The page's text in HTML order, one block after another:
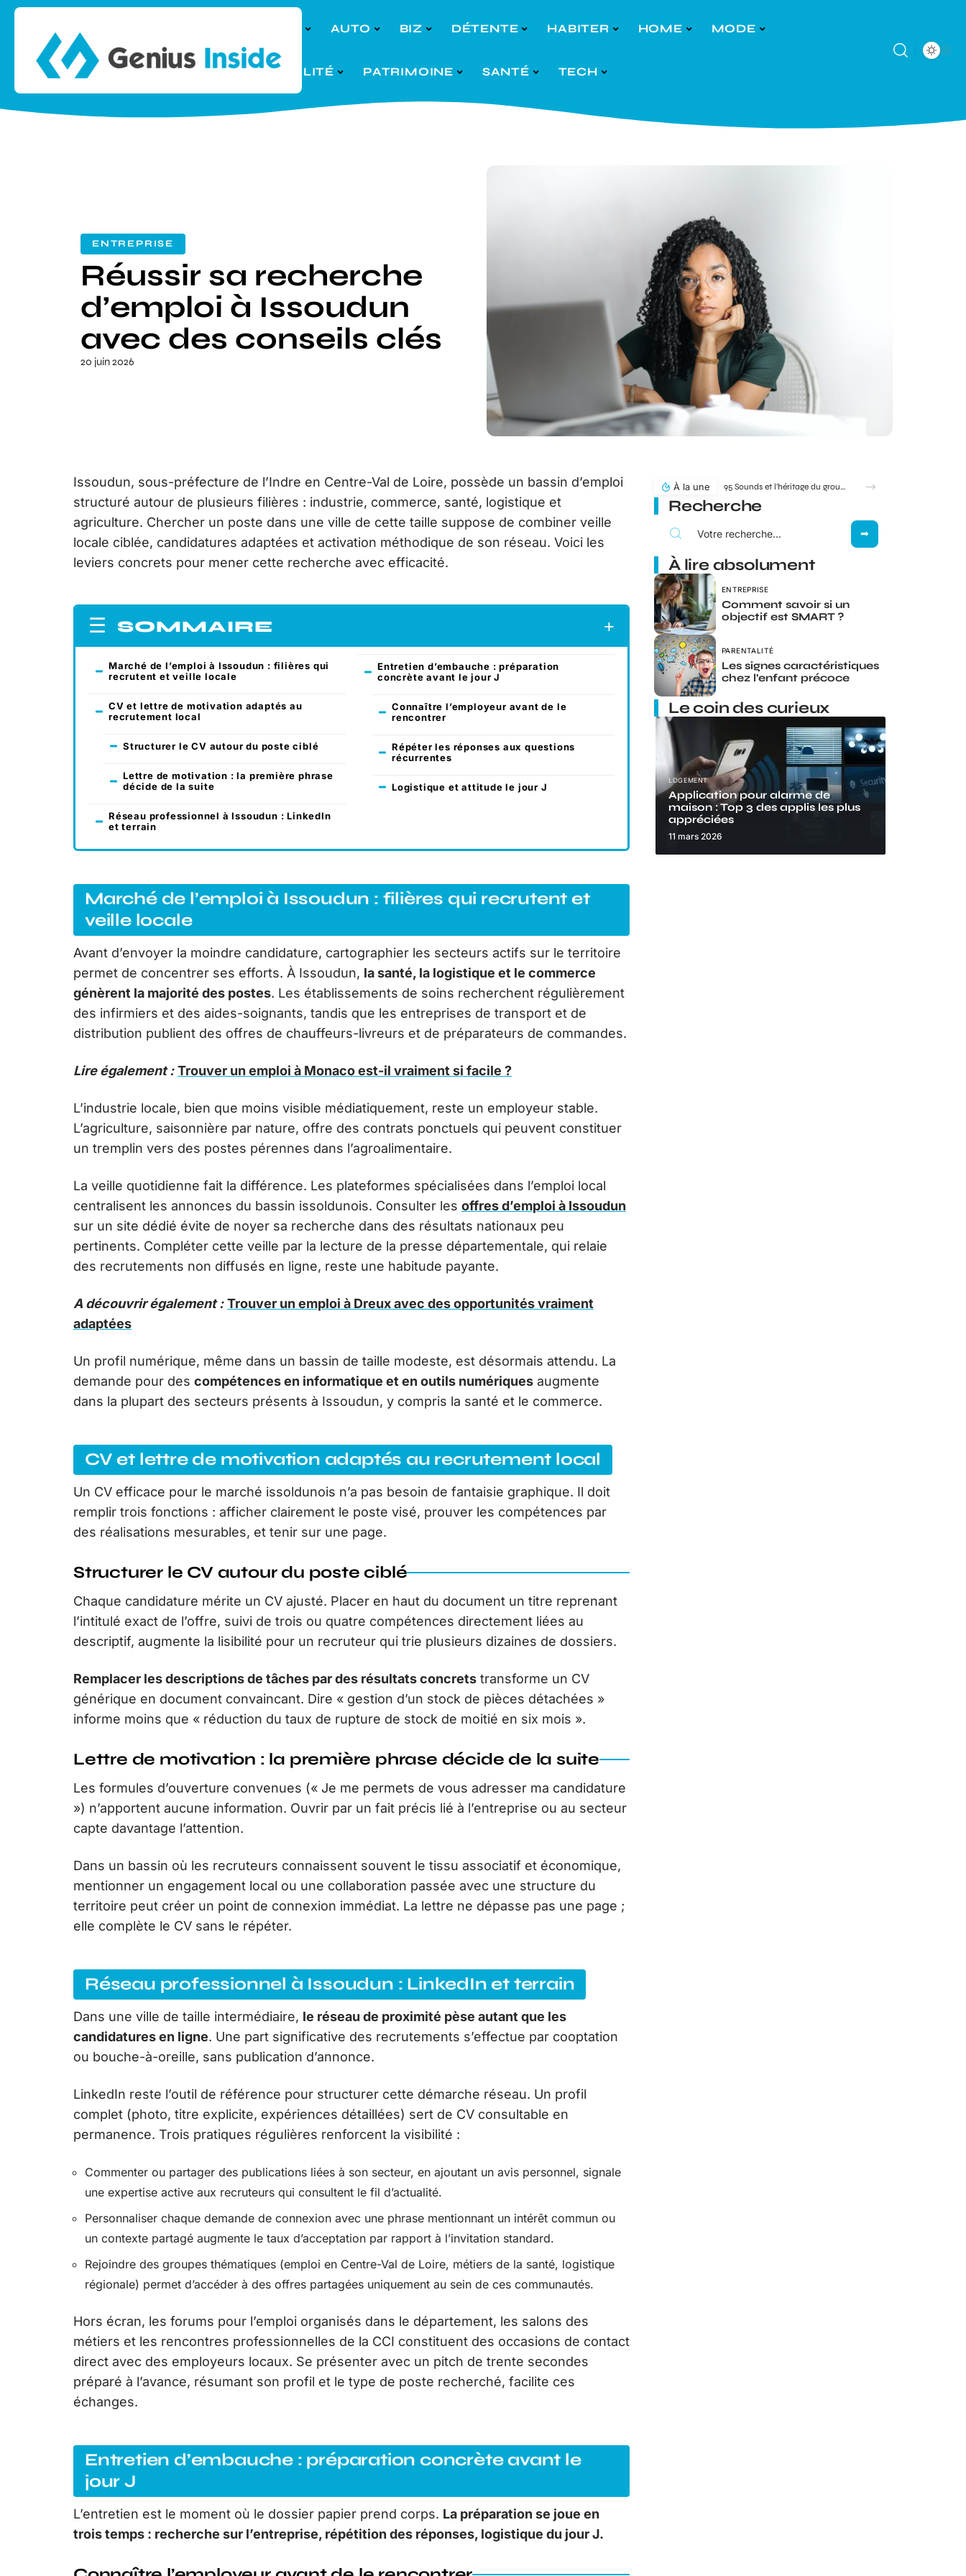
AUTO BIZ DÉTENTE HABITER HOME MODE
PARENTALITÉ PATRIMOINE SANTÉ TECH
ENTREPRISE
Réussir sa recherche
d’emploi à Issoudun
avec des conseils clés
20 juin 2026
Issoudun, sous-préfecture de l’Indre en Centre-Val de Loire, possède un bassin d’emploi
structuré autour de plusieurs filières : industrie, commerce, santé, logistique et
agriculture. Chercher un poste dans une ville de cette taille suppose de combiner veille
locale ciblée, candidatures adaptées et activation méthodique de son réseau. Voici les
leviers concrets pour mener cette recherche avec efficacité.
SOMMAIRE
Marché de l’emploi à Issoudun : filières qui
recrutent et veille locale
CV et lettre de motivation adaptés au
recrutement local
Structurer le CV autour du poste ciblé
Lettre de motivation : la première phrase
décide de la suite
Réseau professionnel à Issoudun : LinkedIn
et terrain
Entretien d’embauche : préparation
concrète avant le jour J
Connaître l’employeur avant de le
rencontrer
Répéter les réponses aux questions
récurrentes
Logistique et attitude le jour J
Marché de l’emploi à Issoudun : filières qui recrutent et
veille locale
Avant d’envoyer la moindre candidature, cartographier les secteurs actifs sur le territoire
permet de concentrer ses efforts. À Issoudun, la santé, la logistique et le commerce
génèrent la majorité des postes. Les établissements de soins recherchent régulièrement
des infirmiers et des aides-soignants, tandis que les entreprises de transport et de
distribution publient des offres de chauffeurs-livreurs et de préparateurs de commandes.
Lire également : Trouver un emploi à Monaco est-il vraiment si facile ?
L’industrie locale, bien que moins visible médiatiquement, reste un employeur stable.
L’agriculture, saisonnière par nature, offre des contrats ponctuels qui peuvent constituer
un tremplin vers des postes pérennes dans l’agroalimentaire.
La veille quotidienne fait la différence. Les plateformes spécialisées dans l’emploi local
centralisent les annonces du bassin issoldunois. Consulter les offres d’emploi à Issoudun
sur un site dédié évite de noyer sa recherche dans des résultats nationaux peu
pertinents. Compléter cette veille par la lecture de la presse départementale, qui relaie
des recrutements non diffusés en ligne, reste une habitude payante.
A découvrir également : Trouver un emploi à Dreux avec des opportunités vraiment
adaptées
Un profil numérique, même dans un bassin de taille modeste, est désormais attendu. La
demande pour des compétences en informatique et en outils numériques augmente
dans la plupart des secteurs présents à Issoudun, y compris la santé et le commerce.
CV et lettre de motivation adaptés au recrutement local
Un CV efficace pour le marché issoldunois n’a pas besoin de fantaisie graphique. Il doit
remplir trois fonctions : afficher clairement le poste visé, prouver les compétences par
des réalisations mesurables, et tenir sur une page.
Structurer le CV autour du poste ciblé
Chaque candidature mérite un CV ajusté. Placer en haut du document un titre reprenant
l’intitulé exact de l’offre, suivi de trois ou quatre compétences directement liées au
descriptif, augmente la lisibilité pour un recruteur qui trie plusieurs dizaines de dossiers.
Remplacer les descriptions de tâches par des résultats concrets transforme un CV
générique en document convaincant. Dire « gestion d’un stock de pièces détachées »
informe moins que « réduction du taux de rupture de stock de moitié en six mois ».
Lettre de motivation : la première phrase décide de la suite
Les formules d’ouverture convenues (« Je me permets de vous adresser ma candidature
») n’apportent aucune information. Ouvrir par un fait précis lié à l’entreprise ou au secteur
capte davantage l’attention.
Dans un bassin où les recruteurs connaissent souvent le tissu associatif et économique,
mentionner un engagement local ou une collaboration passée avec une structure du
territoire peut créer un point de connexion immédiat. La lettre ne dépasse pas une page ;
elle complète le CV sans le répéter.
Réseau professionnel à Issoudun : LinkedIn et terrain
Dans une ville de taille intermédiaire, le réseau de proximité pèse autant que les
candidatures en ligne. Une part significative des recrutements s’effectue par cooptation
ou bouche-à-oreille, sans publication d’annonce.
LinkedIn reste l’outil de référence pour structurer cette démarche réseau. Un profil
complet (photo, titre explicite, expériences détaillées) sert de CV consultable en
permanence. Trois pratiques régulières renforcent la visibilité :
Commenter ou partager des publications liées à son secteur, en ajoutant un avis personnel, signale
une expertise active aux recruteurs qui consultent le fil d’actualité.
Personnaliser chaque demande de connexion avec une phrase mentionnant un intérêt commun ou
un contexte partagé augmente le taux d’acceptation par rapport à l’invitation standard.
Rejoindre des groupes thématiques (emploi en Centre-Val de Loire, métiers de la santé, logistique
régionale) permet d’accéder à des offres partagées uniquement au sein de ces communautés.
Hors écran, les forums pour l’emploi organisés dans le département, les salons des
métiers et les rencontres professionnelles de la CCI constituent des occasions de contact
direct avec des employeurs locaux. Se présenter avec un pitch de trente secondes
préparé à l’avance, résumant son profil et le type de poste recherché, facilite ces
échanges.
Entretien d’embauche : préparation concrète avant le
jour J
L’entretien est le moment où le dossier papier prend corps. La préparation se joue en
trois temps : recherche sur l’entreprise, répétition des réponses, logistique du jour J.
À la une 95 Sounds et l’héritage du groupe 1995 : filiation ou simple clin d’œil ?
Recherche
À lire absolument
ENTREPRISE
Comment savoir si un
objectif est SMART ?
PARENTALITÉ
Les signes caractéristiques
chez l’enfant précoce
Le coin des curieux
LOGEMENT
Application pour alarme de
maison : Top 3 des applis les plus
appréciées
11 mars 2026